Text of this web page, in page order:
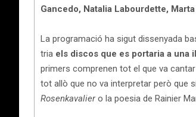
Gancedo, Natalia Labourdette,
La programació ha sigut dissenyada
tria els discos que es portaria a una
primers comprenen tot el que va
tot allò que no va interpretar però que
Rosenkavaliero la poesia de Rainier